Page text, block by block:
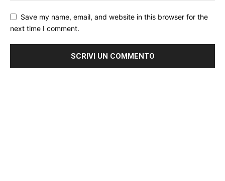
Save my name, email, and website in this browser for the
next time I comment.